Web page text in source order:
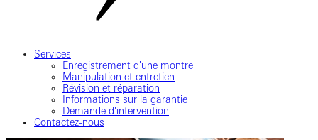
Services
Enregistrement d'une montre
Manipulation et entretien
Révision et réparation
Informations sur la garantie
Demande d'intervention
Contactez-nous